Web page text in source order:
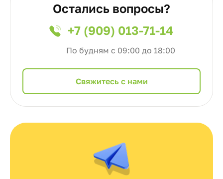
Остались вопросы?
+7 (909) 013-71-14
По будням с 09:00 до 18:00
Cвяжитесь с нами